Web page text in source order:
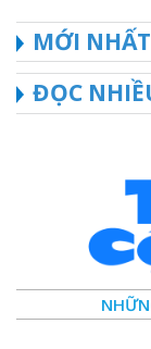
MỚI NHẤT
ĐỌC